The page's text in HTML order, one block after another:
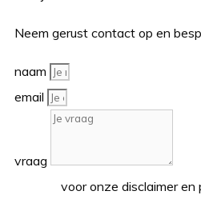
Neem gerust contact op en
naam
email
vraag
voor onze disclaimer